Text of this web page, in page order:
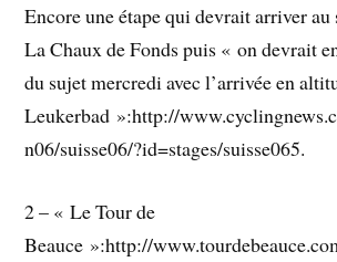
Encore une étape qui devrait arriver
La Chaux de Fonds puis « on devrait
du sujet mercredi avec l’arrivée en
Leukerbad »:http://
n06/suisse06/?id=stages/suisse065.
2 – « Le Tour de
Beauce »:http://